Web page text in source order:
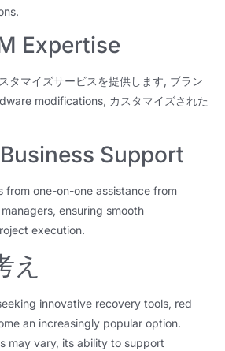
.
Expertise
タマイズサービスを提供します, ブラン
modifications, カスタマイズされた
Support
from one-on-one assistance from
, ensuring smooth
execution.
え
innovative recovery tools, red
an increasingly popular option.
may vary, its ability to support